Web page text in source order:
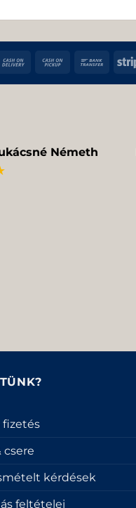
Cash
Cash
Bank
Németh
fizetés
csere
kérdések
feltételei